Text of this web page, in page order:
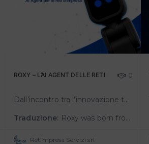
ROXY – L’AI AGENT DELLE RETI 0
Dall’incontro tra l’innovazione tecnologica di Protom Group e il know-how di RetImpresa nell’ambito del concorso ROCK per l’open innovation, è nata Roxy, per dare una forma concreta all’intelligenza artificiale e racconta…
Traduzione: Roxy was born from the collaboration between Protom Group’s technological innovation and RetImpresa’s expertise within the ROCK open innovation competition, with the aim of giving concrete form to artificial intelligence and tellin…
RetImpresa Servizi srl